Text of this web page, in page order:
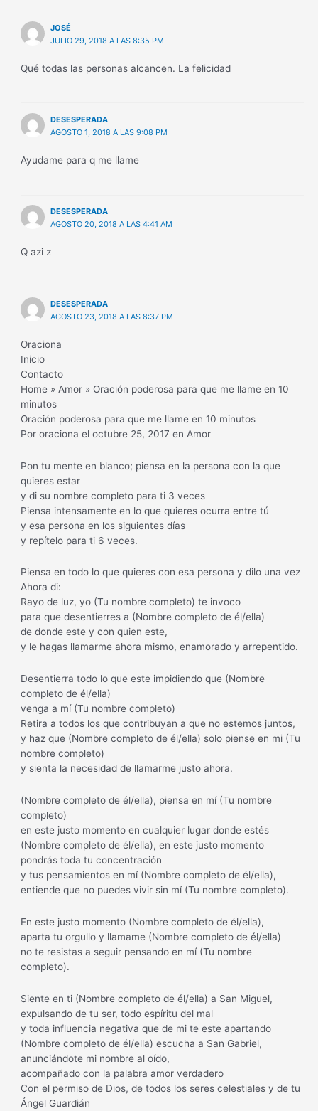
JOSÉ
JULIO 29, 2018 A LAS 8:35 PM
Qué todas las personas alcancen. La felicidad
DESESPERADA
AGOSTO 1, 2018 A LAS 9:08 PM
Ayudame para q me llame
DESESPERADA
AGOSTO 20, 2018 A LAS 4:41 AM
Q azi z
DESESPERADA
AGOSTO 23, 2018 A LAS 8:37 PM
Oraciona
Inicio
Contacto
Home » Amor » Oración poderosa para que me llame en 10
minutos
Oración poderosa para que me llame en 10 minutos
Por oraciona el octubre 25, 2017 en Amor
Pon tu mente en blanco; piensa en la persona con la que
quieres estar
y di su nombre completo para ti 3 veces
Piensa intensamente en lo que quieres ocurra entre tú
y esa persona en los siguientes días
y repítelo para ti 6 veces.
Piensa en todo lo que quieres con esa persona y dilo una vez
Ahora di:
Rayo de luz, yo (Tu nombre completo) te invoco
para que desentierres a (Nombre completo de él/ella)
de donde este y con quien este,
y le hagas llamarme ahora mismo, enamorado y arrepentido.
Desentierra todo lo que este impidiendo que (Nombre
completo de él/ella)
venga a mí (Tu nombre completo)
Retira a todos los que contribuyan a que no estemos juntos,
y haz que (Nombre completo de él/ella) solo piense en mi (Tu
nombre completo)
y sienta la necesidad de llamarme justo ahora.
(Nombre completo de él/ella), piensa en mí (Tu nombre
completo)
en este justo momento en cualquier lugar donde estés
(Nombre completo de él/ella), en este justo momento
pondrás toda tu concentración
y tus pensamientos en mí (Nombre completo de él/ella),
entiende que no puedes vivir sin mí (Tu nombre completo).
En este justo momento (Nombre completo de él/ella),
aparta tu orgullo y llamame (Nombre completo de él/ella)
no te resistas a seguir pensando en mí (Tu nombre
completo).
Siente en ti (Nombre completo de él/ella) a San Miguel,
expulsando de tu ser, todo espíritu del mal
y toda influencia negativa que de mi te este apartando
(Nombre completo de él/ella) escucha a San Gabriel,
anunciándote mi nombre al oído,
acompañado con la palabra amor verdadero
Con el permiso de Dios, de todos los seres celestiales y de tu
Ángel Guardián